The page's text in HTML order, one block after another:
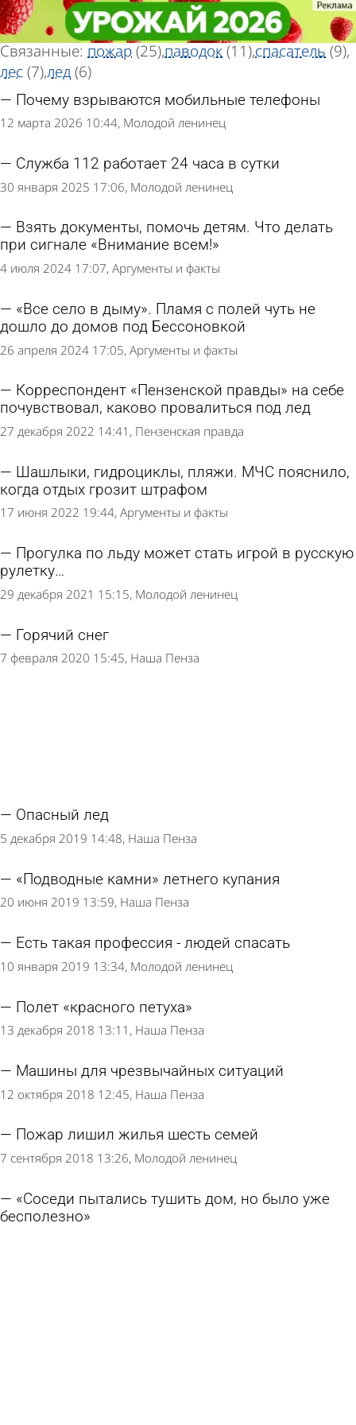
«МЧС»
Тег статей
Всего найдено 83 статьи
Связанные: пожар(25)паводок(11)спасатель (9)
лес(7)лед(6)
Почему взрываются мобильные телефоны
12 марта 2026 10:44 Молодой ленинец
Служба 112 работает 24 часа в сутки
30 января 2025 17:06 Молодой ленинец
Взять документы, помочь детям. Что делать
при сигнале «Внимание всем!»
4 июля 2024 17:07 Аргументы и факты
«Все село в дыму». Пламя с полей чуть не
дошло до домов под Бессоновкой
26 апреля 2024 17:05 Аргументы и факты
Корреспондент «Пензенской правды» на себе
почувствовал, каково провалиться под лед
27 декабря 2022 14:41 Пензенская правда
Шашлыки, гидроциклы, пляжи. МЧС пояснило,
когда отдых грозит штрафом
17 июня 2022 19:44 Аргументы и факты
Прогулка по льду может стать игрой в русскую
рулетку…
29 декабря 2021 15:15 Молодой ленинец
Горячий снег
7 февраля 2020 15:45 Наша Пенза
Опасный лед
5 декабря 2019 14:48 Наша Пенза
«Подводные камни» летнего купания
20 июня 2019 13:59 Наша Пенза
Есть такая профессия - людей спасать
10 января 2019 13:34 Молодой ленинец
Полет «красного петуха»
13 декабря 2018 13:11 Наша Пенза
Машины для чрезвычайных ситуаций
12 октября 2018 12:45 Наша Пенза
Пожар лишил жилья шесть семей
7 сентября 2018 13:26 Молодой ленинец
«Соседи пытались тушить дом, но было уже
бесполезно»
«МЧС»
Тег статей